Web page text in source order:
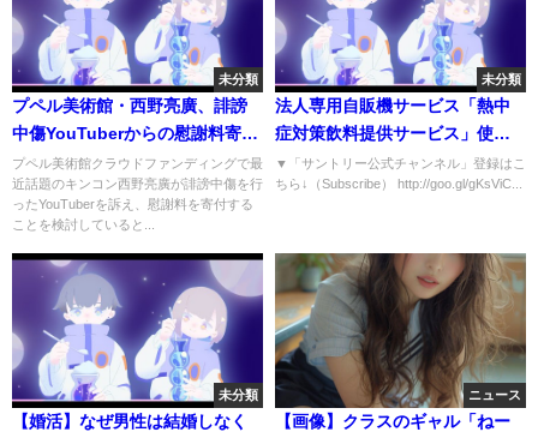
未分類
プペル美術館・西野亮廣、誹謗
中傷YouTuberからの慰謝料寄付
を検討。ヘライザー総統は謝罪
して動画削除。
プペル美術館クラウドファンディングで最
近話題のキンコン西野亮廣が誹謗中傷を行
ったYouTuberを訴え、慰謝料を寄付する
ことを検討していると...
未分類
法人専用自販機サービス「熱中
症対策飲料提供サービス」使い
方動画 10秒 サントリー
▼「サントリー公式チャンネル」登録はこ
ちら↓（Subscribe） http://goo.gl/gKsViC...
未分類
【婚活】なぜ男性は結婚しなく
ニュース
【画像】クラスのギャル「ねー